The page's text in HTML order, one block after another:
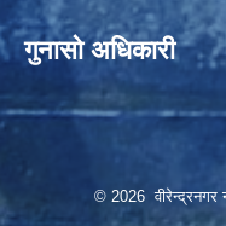
गुनासो अधिकारी
© 2026 वीरेन्द्रनगर